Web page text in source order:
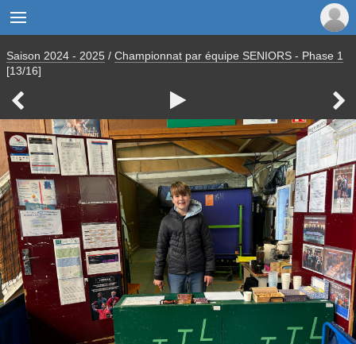

Saison 2024 - 2025 / Championnat par équipe SENIORS - Phase 1
[13/16]
  